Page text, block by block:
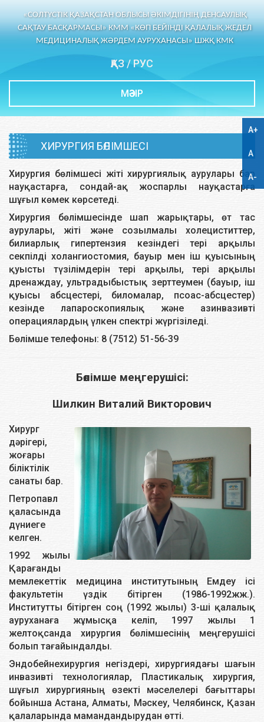
«СОЛТҮСТІК ҚАЗАҚСТАН ОБЛЫСЫ ӘКІМДІГІНІҢ ДЕНСАУЛЫҚ
САҚТАУ БАСҚАРМАСЫ» КММ «КӨП БЕЙІНДІ ҚАЛАЛЫҚ ЖЕДЕЛ
МЕДИЦИНАЛЫҚ ЖӘРДЕМ АУРУХАНАСЫ» ШЖҚ КМК
ҚАЗ/ РУС
МӘЗІР
ХИРУРГИЯ БӨЛІМШЕСІ
Хирургия бөлімшесі жіті хирургиялық аурулары бар
науқастарға, сондай-ақ жоспарлы науқастарға
шұғыл көмек көрсетеді.
Хирургия бөлімшесінде шап жарықтары, өт тас
аурулары, жіті және созылмалы холециститтер,
билиарлық гипертензия кезіндегі тері арқылы
секпілді холангиостомия, бауыр мен іш қуысының
қуысты түзілімдерін тері арқылы, тері арқылы
дренаждау, ультрадыбыстық зерттеумен (бауыр, іш
қуысы абсцестері, биломалар, псоас-абсцестер)
кезінде лапароскопиялық және азинвазивті
операциялардың үлкен спектрі жүргізіледі.
Бөлімше телефоны: 8 (7512) 51-56-39
Бөлімше меңгерушісі:
Шилкин Виталий Викторович
Хирург
дәрігері,
жоғары
біліктілік
санаты бар.
Петропавл
қаласында
дүниеге
келген.
1992 жылы
Қарағанды
мемлекеттік медицина институтының Емдеу ісі
факультетін үздік бітірген (1986-1992жж.).
Институтты бітірген соң (1992 жылы) 3-ші қалалық
ауруханаға жұмысқа келіп, 1997 жылы 1
желтоқсанда хирургия бөлімшесінің меңгерушісі
болып тағайындалды.
Эндобейнехирургия негіздері, хирургиядағы шағын
инвазивті технологиялар, Пластикалық хирургия,
шұғыл хирургияның өзекті мәселелері бағыттары
бойынша Астана, Алматы, Мәскеу, Челябинск, Қазан
қалаларында мамандандырудан өтті.
A+
A
A-